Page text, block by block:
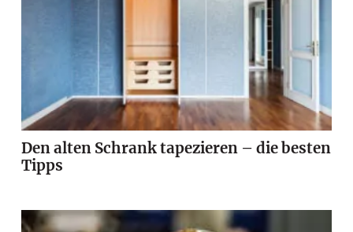
Den alten Schrank tapezieren – die besten
Tipps